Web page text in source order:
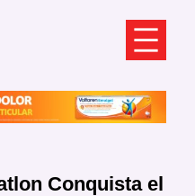
Conquista el